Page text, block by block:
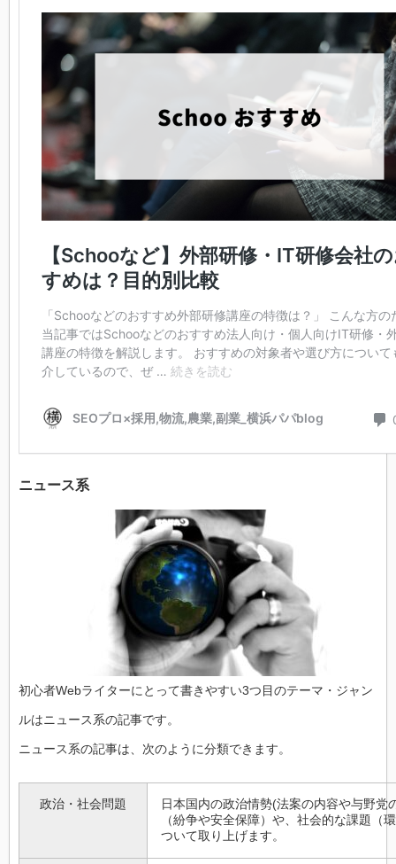
ニュース系
初心者Webライターにとって書きやすい3つ目のテーマ・ジャン
ルはニュース系の記事です。
ニュース系の記事は、次のように分類できます。
政治・社会問題
日本国内の政治情勢(法案の内容や与野党
（紛争や安全保障）や、社会的な課題（
ついて取り上げます。